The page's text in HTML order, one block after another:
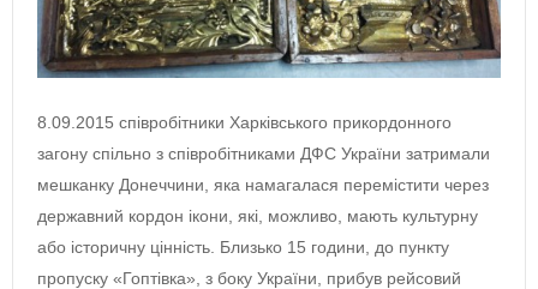
8.09.2015 співробітники Харківського прикордонного
загону спільно з співробітниками ДФС України затримали
мешканку Донеччини, яка намагалася перемістити через
державний кордон ікони, які, можливо, мають культурну
або історичну цінність. Близько 15 години, до пункту
пропуску «Гоптівка», з боку України, прибув рейсовий